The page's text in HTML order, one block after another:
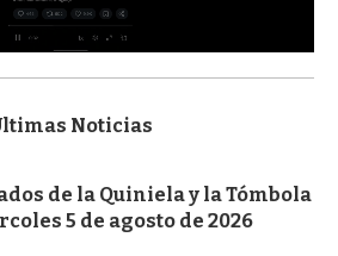
Noticias
de la Quiniela y la Tómbola
5 de agosto de 2026